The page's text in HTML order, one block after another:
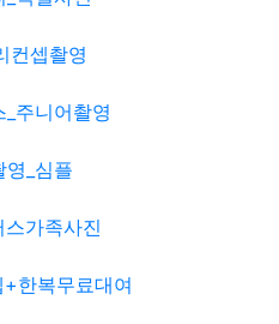
컨셉촬영
주니어촬영
영_심플
스가족사진
한복무료대여